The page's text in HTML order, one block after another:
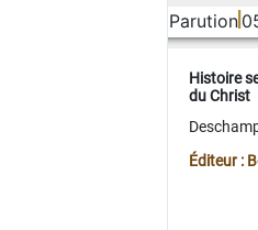
Parution
Histoire
du Christ
Éditeur :